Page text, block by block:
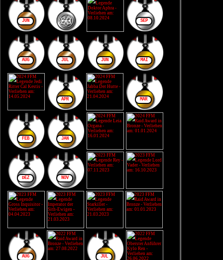
JUN SEP
AUG JUL JUN MAI
APR MÄR
FEB JAN
DEZ NOV
AUG JUL